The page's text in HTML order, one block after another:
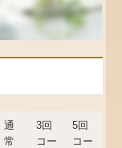
通
常
3回
コー
5回
コー